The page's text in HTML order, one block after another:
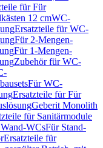
für Für
12 cmWC-
Ersatzteile für WC-
Für 2-Mengen-
Für 1-Mengen-
Zubehör für WC-
Für WC-
Ersatzteile für Für
Geberit Monolith
für Sanitärmodule
WCsFür Stand-
Ersatzteile für